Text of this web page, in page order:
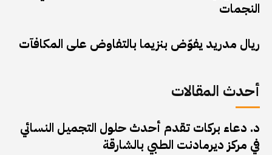
النجمات
ريال مدريد يفوّض بنزيما بالتفاوض على المكافآت
أحدث المقالات
د. دعاء بركات تقدم أحدث حلول التجميل النسائي
في مركز ديرمادنت الطبي بالشارقة